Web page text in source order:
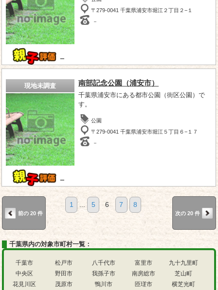
－
〒279-0041 千葉県浦安市堀江２丁目２−１
－
現地未調査
－
南部記念公園（浦安市）
千葉県浦安市にある都市公園（街区公園）で
す。
公園
〒279-0041 千葉県浦安市堀江５丁目６−１７
－
前の 20 件
1 5 6 7 8
次の 20 件
千葉県内の対象市町村一覧：
千葉市
中央区
花見川区
松戸市
野田市
茂原市
八千代市
我孫子市
鴨川市
富里市
南房総市
匝瑳市
九十九里町
芝山町
横芝光町